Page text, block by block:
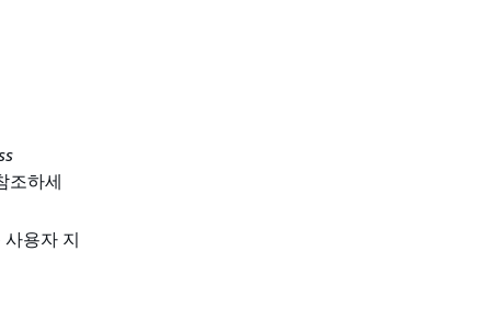
조하세
용자 지